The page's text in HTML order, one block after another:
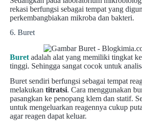
rekasi berfungsi sebagai tempat yang
perkembangbiakan mikroba dan bakteri.
6. Buret
Buret adalah alat yang memiliki tingkat
tinggi. Sehingga sangat cocok untuk
Buret sendiri berfungsi sebagai tempat
melakukan titratsi. Cara menggunakan
pasangkan ke penopang klem dan statif.
untuk mengeluarkan reagennya cukup
agar reagen dapat keluar.